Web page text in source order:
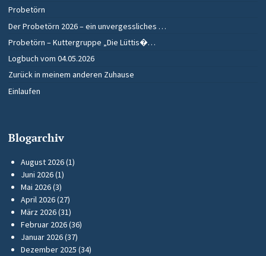
Probetörn
Der Probetörn 2026 – ein unvergessliches …
Probetörn – Kuttergruppe „Die Lüttis�…
Logbuch vom 04.05.2026
Zurück in meinem anderen Zuhause
Einlaufen
Blogarchiv
August 2026(1)
Juni 2026(1)
Mai 2026(3)
April 2026(27)
März 2026(31)
Februar 2026(36)
Januar 2026(37)
Dezember 2025 (34)